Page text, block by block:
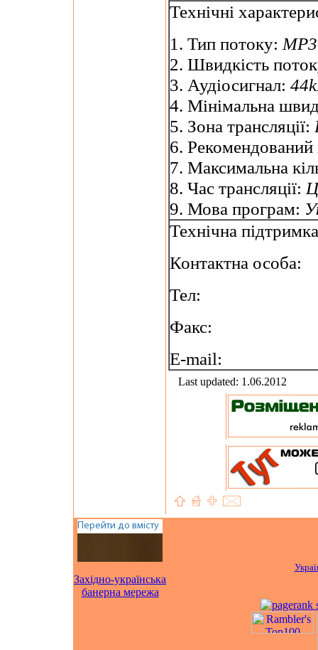
Технічні
1. Тип потоку:
2. Швидкість
3. Аудіосигнал:
4. Мінімальна
5. Зона трансляції:
6.
7. Максимальна
8. Час трансляції:
9. Мова програм:
Технічна підтримка
Контактна особа:
Тел:
Факс:
E-mail:
Last updated: 1.06.2012
Західно-українська
банерна мережа